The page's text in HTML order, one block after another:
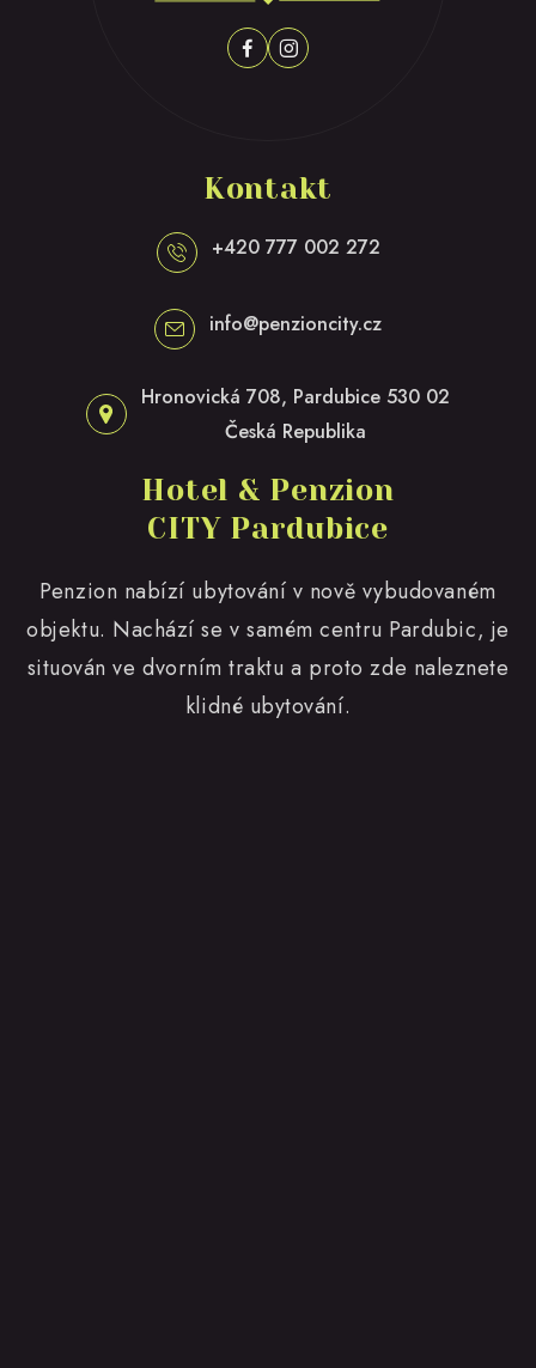
Hotel & Penzion
CITY Pardubice
Penzion nabízí ubytování v nově vybudovaném
objektu. Nachází se v samém centru Pardubic, je
situován ve dvorním traktu a proto zde naleznete
klidné ubytování.
Kontakt
+420 777 002 272
info@penzioncity.cz
Hronovická 708, Pardubice 530 02
Česká Republika